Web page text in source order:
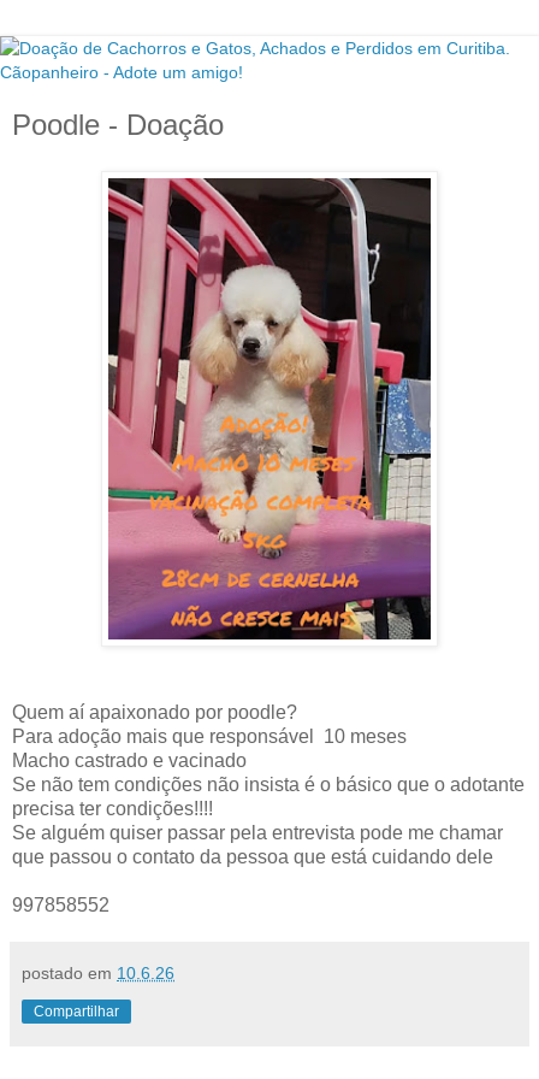
Poodle - Doação
Quem aí apaixonado por poodle?
Para adoção mais que responsável 10 meses
Macho castrado e vacinado
Se não tem condições não insista é o básico que o adotante
precisa ter condições!!!!
Se alguém quiser passar pela entrevista pode me chamar
que passou o contato da pessoa que está cuidando dele
997858552
postado em 10.6.26
Compartilhar